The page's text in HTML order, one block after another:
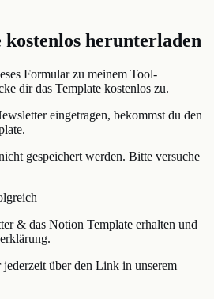
herunterladen
Formular zu meinem Tool-
dir das Template kostenlos zu.
eingetragen, bekommst du den
gespeichert werden. Bitte versuche
& das Notion Template erhalten und
über den Link in unserem